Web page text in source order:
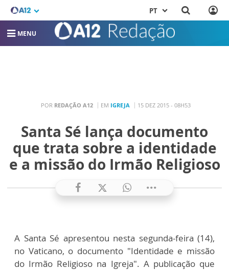
PT
MENU
POR REDAÇÃO A12 EM IGREJA 15 DEZ 2015 - 08H53
Santa Sé lança documento
que trata sobre a identidade
e a missão do Irmão Religioso
A Santa Sé apresentou nesta segunda-feira (14),
no Vaticano, o documento "Identidade e missão
do Irmão Religioso na Igreja". A publicação que